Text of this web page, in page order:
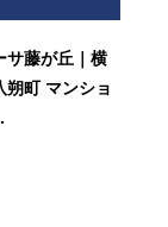
サ藤が丘｜横
朔町 マンショ